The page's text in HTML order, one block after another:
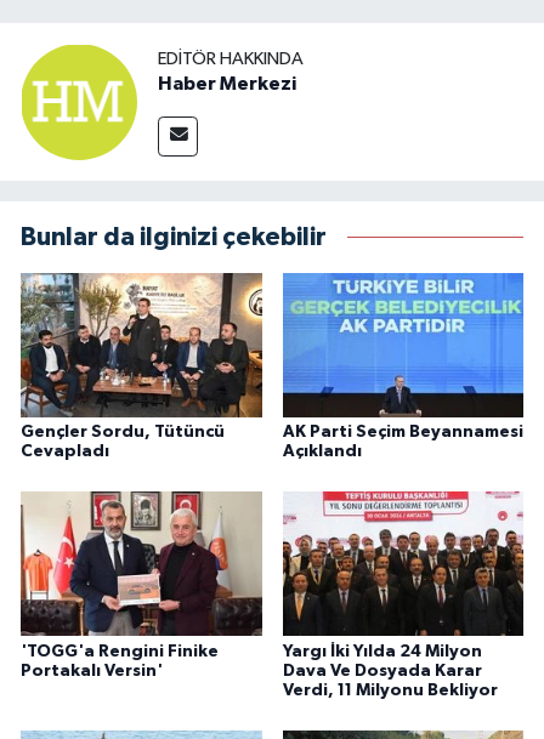
EDITÖR HAKKINDA
Haber Merkezi
Bunlar da ilginizi çekebilir
Gençler Sordu, Tütüncü
Cevapladı
AK Parti Seçim Beyannamesi
Açıklandı
'TOGG'a Rengini Finike
Portakalı Versin'
Yargı İki Yılda 24 Milyon
Dava Ve Dosyada Karar
Verdi, 11 Milyonu Bekliyor